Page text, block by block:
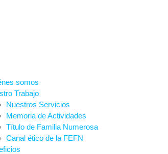
somos
Trabajo
Nuestros Servicios
Memoria de Actividades
Título de Familia Numerosa
Canal ético de la FEFN